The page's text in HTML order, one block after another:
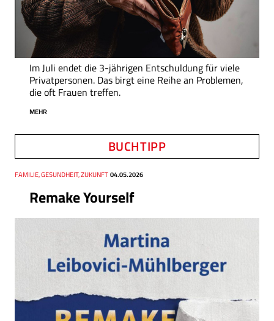
Im Juli endet die 3-jährigen Entschuldung für viele
Privatpersonen. Das birgt eine Reihe an Problemen,
die oft Frauen treffen.
MEHR
BUCHTIPP
Remake Yourself
Thema
FAMILIE, GESUNDHEIT, ZUKUNFT
Datum 04.05.2026